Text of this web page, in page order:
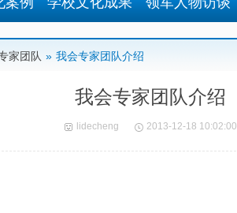
家团队 » 我会专家团队介绍
我会专家团队介绍
lidecheng 2013-12-18 10:02:00